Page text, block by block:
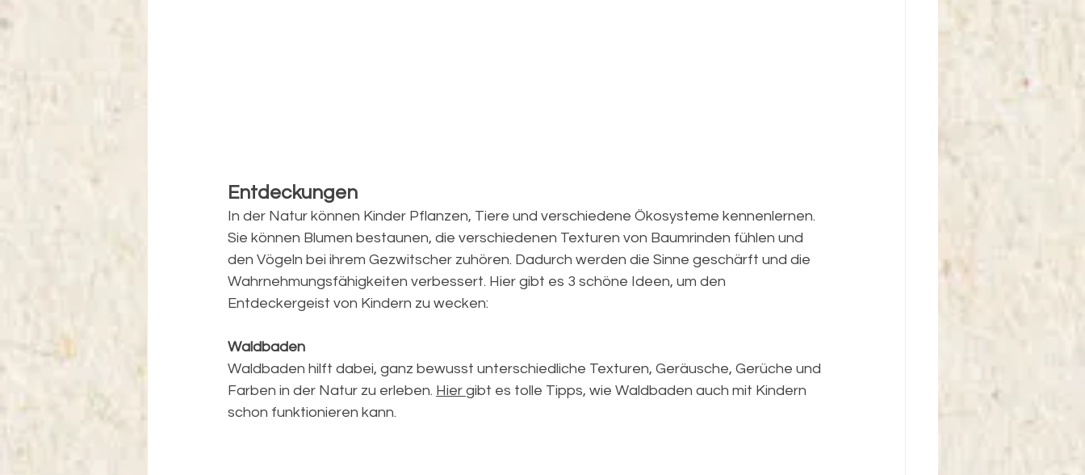
Entdeckungen
In der Natur können Kinder Pflanzen, Tiere und verschiedene Ökosysteme kennenlernen.
Sie können Blumen bestaunen, die verschiedenen Texturen von Baumrinden fühlen und
den Vögeln bei ihrem Gezwitscher zuhören. Dadurch werden die Sinne geschärft und die
Wahrnehmungsfähigkeiten verbessert. Hier gibt es 3 schöne Ideen, um den
Entdeckergeist von Kindern zu wecken:
Waldbaden
Waldbaden hilft dabei, ganz bewusst unterschiedliche Texturen, Geräusche, Gerüche und
Farben in der Natur zu erleben. Hier gibt es tolle Tipps, wie Waldbaden auch mit Kindern
schon funktionieren kann.